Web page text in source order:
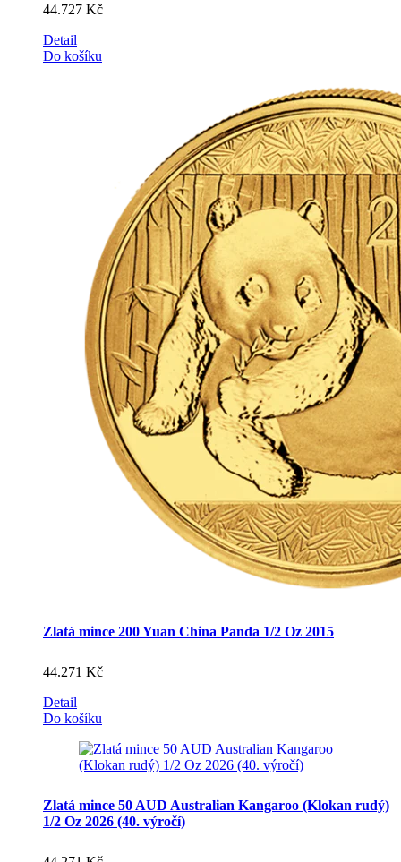
44.727 Kč
Detail
Do košíku
Zlatá mince 200 Yuan China Panda 1/2 Oz 2015
44.271 Kč
Detail
Do košíku
Zlatá mince 50 AUD Australian Kangaroo (Klokan rudý)
1/2 Oz 2026 (40. výročí)